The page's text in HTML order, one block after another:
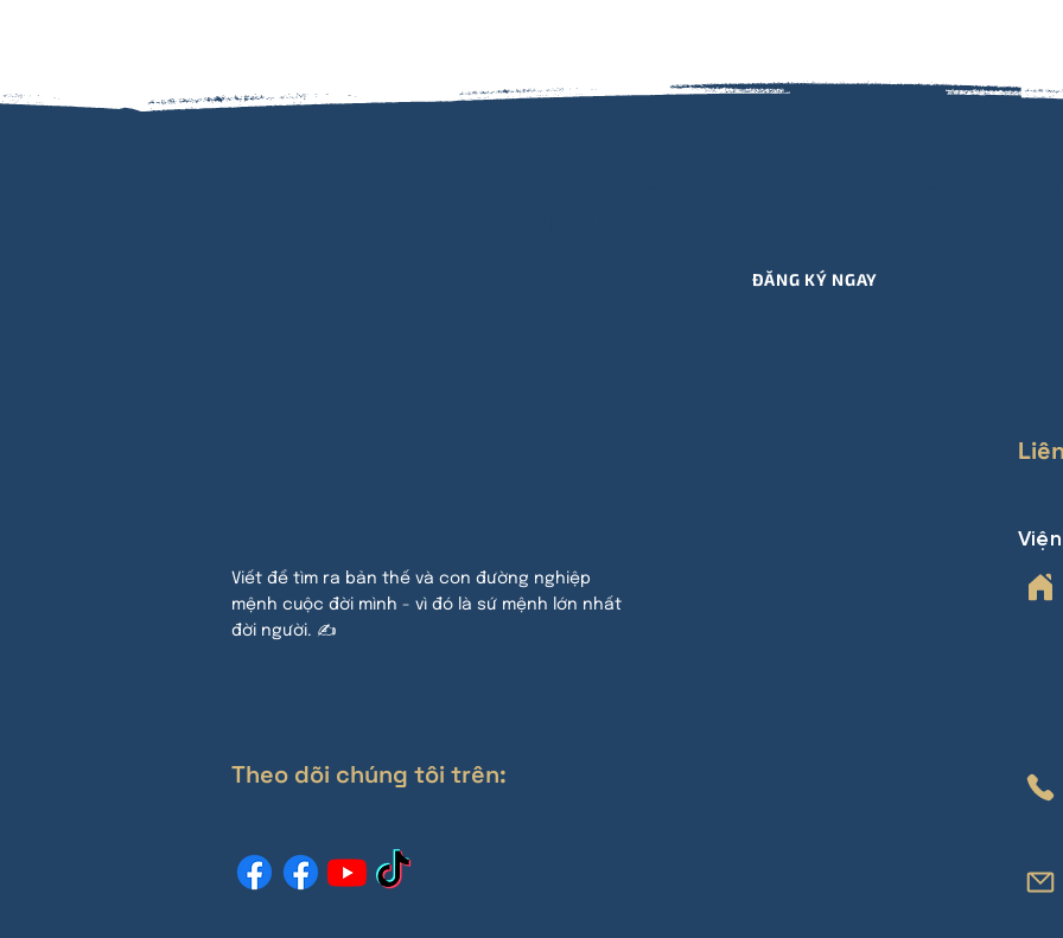
ĐĂNG KÝ NGAY
Viết để tìm ra bản thế và con đường nghiệp
mệnh cuộc đời mình - vì đó là sứ mệnh lớn nhất
đời người. ✍
Theo dõi chúng tôi trên: